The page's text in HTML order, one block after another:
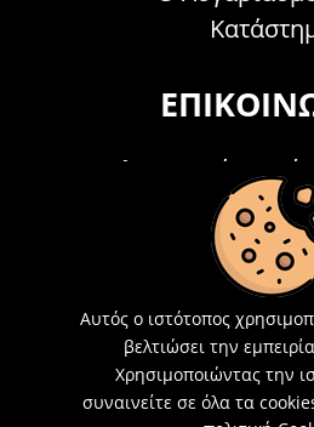
Τηλεφωνικά
09:00 -
Τ: 26214
Αυτός ο ιστότοπος
βελτιώσει την
Χρησιμοποιώντας την
συναινείτε σε όλα τα